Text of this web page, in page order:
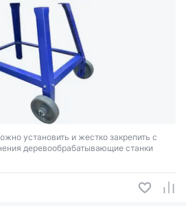
установить и жестко закрепить с
деревообрабатывающие станки